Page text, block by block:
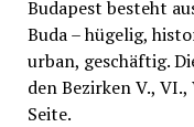
Budapest besteht
Buda – hügelig,
urban, geschäftig.
den Bezirken V.,
Seite.